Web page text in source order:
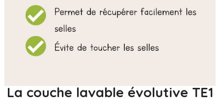
La couche lavable évolutive TE1